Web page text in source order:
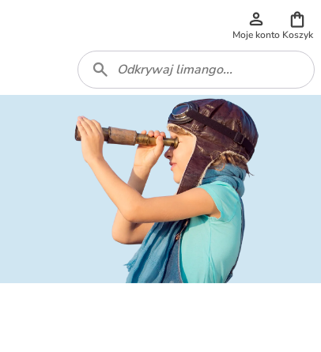
Moje konto Koszyk